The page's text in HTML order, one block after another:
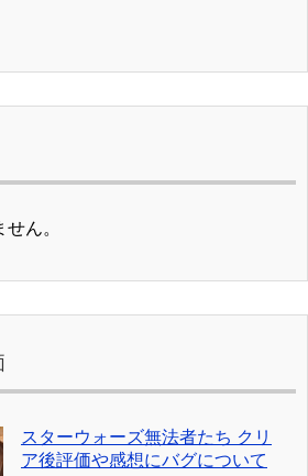
ん。
スターウォーズ無法者たち クリ
ア後評価や感想にバグについて